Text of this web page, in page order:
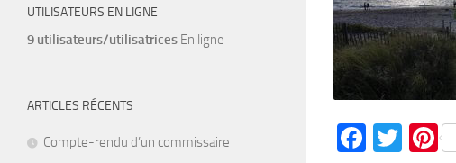
UTILISATEURS EN LIGNE
9 utilisateurs/utilisatrices En ligne
ARTICLES RÉCENTS
Compte-rendu d’un commissaire